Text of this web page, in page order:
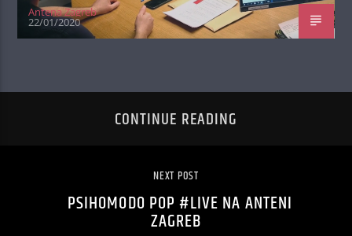
Antena Zagreb
22/01/2020
CONTINUE READING
NEXT POST
PSIHOMODO POP #LIVE NA ANTENI
ZAGREB